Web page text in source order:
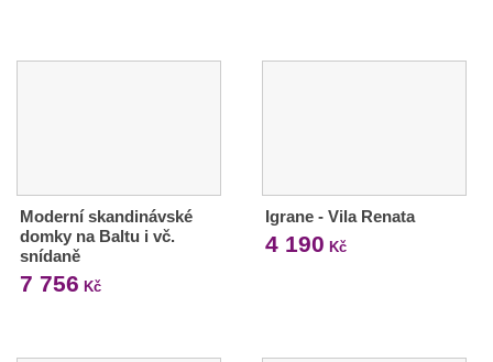
Moderní skandinávské
domky na Baltu i vč.
snídaně
7 756 Kč
Igrane - Vila Renata
4 190 Kč